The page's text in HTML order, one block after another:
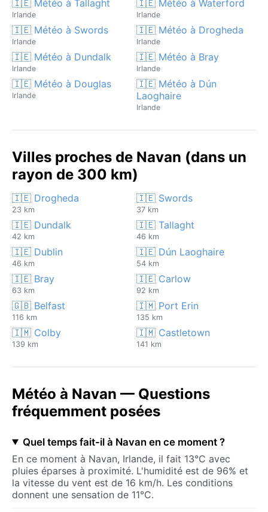
🇮🇪 Météo à Tallaght
Irlande
🇮🇪 Météo à Waterford
Irlande
🇮🇪 Météo à Swords
Irlande
🇮🇪 Météo à Drogheda
Irlande
🇮🇪 Météo à Dundalk
Irlande
🇮🇪 Météo à Bray
Irlande
🇮🇪 Météo à Douglas
Irlande
🇮🇪 Météo à Dún
Laoghaire
Irlande
Villes proches de Navan (dans un
rayon de 300 km)
🇮🇪 Drogheda
23 km
🇮🇪 Swords
37 km
🇮🇪 Dundalk
42 km
🇮🇪 Tallaght
46 km
🇮🇪 Dublin
46 km
🇮🇪 Dún Laoghaire
54 km
🇮🇪 Bray
63 km
🇮🇪 Carlow
92 km
🇬🇧 Belfast
116 km
🇮🇲 Port Erin
135 km
🇮🇲 Colby
139 km
🇮🇲 Castletown
141 km
Météo à Navan — Questions
fréquemment posées
Quel temps fait-il à Navan en ce moment ?
En ce moment à Navan, Irlande, il fait 13°C avec
pluies éparses à proximité. L'humidité est de 96% et
la vitesse du vent est de 16 km/h. Les conditions
donnent une sensation de 11°C.